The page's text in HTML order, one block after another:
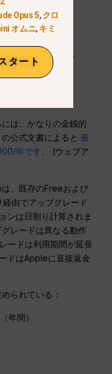
マック
グレー
は、かなりの金銭的
の公式文書によると最
年です。
(ウェブア
、既存のFreeおよび
経由でアップグレード
ンは日割り計算されま
レードは異なる動作
ードは利用期間が延長
ドはAppleに直接返金
られている：
年間）
Opus 5,クロ
オムニ,キミ
タート